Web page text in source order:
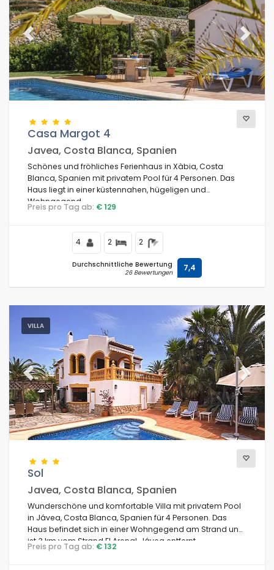
Previous Next
Casa Margot 4
Javea, Costa Blanca, Spanien
Schönes und fröhliches Ferienhaus in Xàbia, Costa
Blanca, Spanien mit privatem Pool für 4 Personen. Das
Haus liegt in einer küstennahen, hügeligen und
Wohngegend.
Preis pro Tag ab: € 129
4 2 2
Durchschnittliche Bewertung
26 Bewertungen 7,4
VILLA
Previous Next
Sol
Javea, Costa Blanca, Spanien
Wunderschöne und komfortable Villa mit privatem Pool
in Jávea, Costa Blanca, Spanien für 4 Personen. Das
Haus befindet sich in einer Wohngegend am Strand und
ist 3 km vom Strand El Arenal, Jávea entfernt.
Preis pro Tag ab: € 132